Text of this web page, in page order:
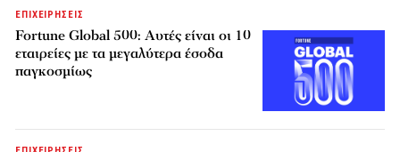
ΕΠΙΧΕΙΡΗΣΕΙΣ
Fortune Global 500: Αυτές είναι οι 10
εταιρείες με τα μεγαλύτερα έσοδα
παγκοσμίως